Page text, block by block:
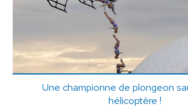
Une championne de plongeon
hélicoptère !